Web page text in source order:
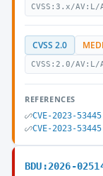
CVSS:3.x/
CVSS 2.0
CVSS:2.0/
REFERENCES
CVE-2023-53445
CVE-2023-53445
BDU:2026-